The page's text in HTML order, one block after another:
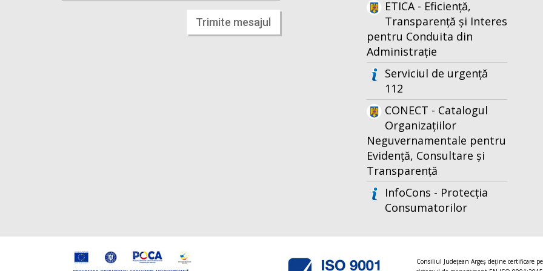
Trimite mesajul
ETICA - Eficiență,
Transparență și Interes
pentru Conduita din
Administrație
Serviciul de urgență
112
CONECT - Catalogul
Organizațiilor
Neguvernamentale pentru
Evidență, Consultare și
Transparență
InfoCons - Protecția
Consumatorilor
Consiliul Judeţean Argeș deţine certificare